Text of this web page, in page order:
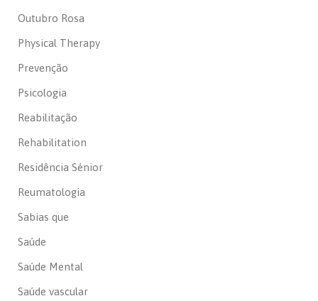
Outubro Rosa
Physical Therapy
Prevenção
Psicologia
Reabilitação
Rehabilitation
Residência Sénior
Reumatologia
Sabias que
Saúde
Saúde Mental
Saúde vascular